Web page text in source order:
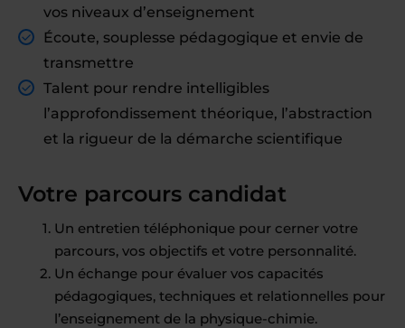
vos niveaux d’enseignement
Écoute, souplesse pédagogique et envie de
transmettre
Talent pour rendre intelligibles
l’approfondissement théorique, l’abstraction
et la rigueur de la démarche scientifique
Votre parcours candidat
Un entretien téléphonique pour cerner votre
parcours, vos objectifs et votre personnalité.
Un échange pour évaluer vos capacités
pédagogiques, techniques et relationnelles pour
l’enseignement de la physique-chimie.